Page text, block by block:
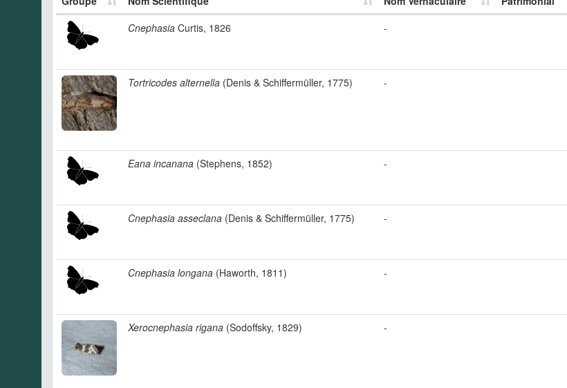
Cnephasia Curtis, 1826 -
Tortricodes alternella (Denis & Schiffermüller, 1775) -
Eana incanana (Stephens, 1852) -
Cnephasia asseclana (Denis & Schiffermüller, 1775) -
Cnephasia longana (Haworth, 1811) -
Xerocnephasia rigana (Sodoffsky, 1829) -